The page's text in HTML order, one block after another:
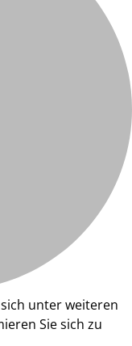
unter weiteren
Sie sich zu